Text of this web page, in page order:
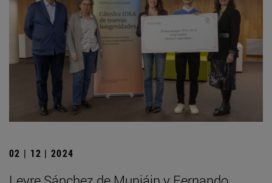
02 | 12 | 2024